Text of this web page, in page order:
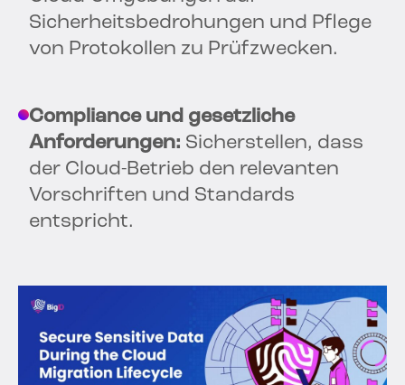
Sicherheitsbedrohungen und Pflege
von Protokollen zu Prüfzwecken.
Compliance und gesetzliche
Anforderungen: Sicherstellen, dass
der Cloud-Betrieb den relevanten
Vorschriften und Standards
entspricht.